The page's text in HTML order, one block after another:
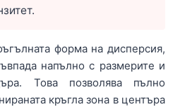
форма на дисперсия,
напълно с размерите и
Това позволява пълно
кръгла зона в центъра